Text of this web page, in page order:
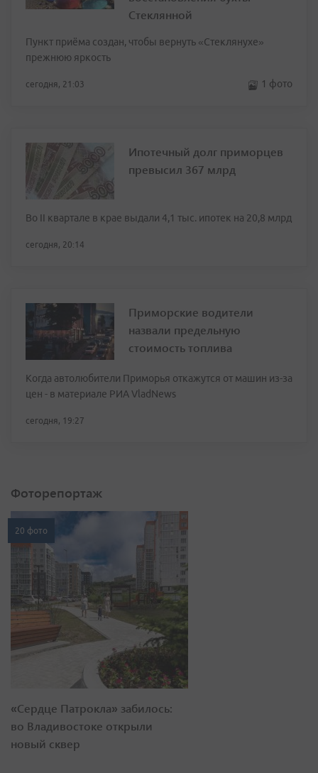
Стеклянной
Пункт приёма создан, чтобы вернуть «Стеклянухе»
прежнюю яркость
сегодня, 21:03 1 фото
Ипотечный долг приморцев
превысил 367 млрд
Во II квартале в крае выдали 4,1 тыс. ипотек на 20,8 млрд
сегодня, 20:14
Приморские водители
назвали предельную
стоимость топлива
Когда автолюбители Приморья откажутся от машин из-за
цен - в материале РИА VladNews
сегодня, 19:27
Фоторепортаж
20 фото
«Сердце Патрокла» забилось:
во Владивостоке открыли
новый сквер